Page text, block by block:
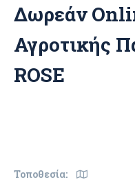
Δωρεάν
Αγροτικής
ROSE
Τοποθεσία: